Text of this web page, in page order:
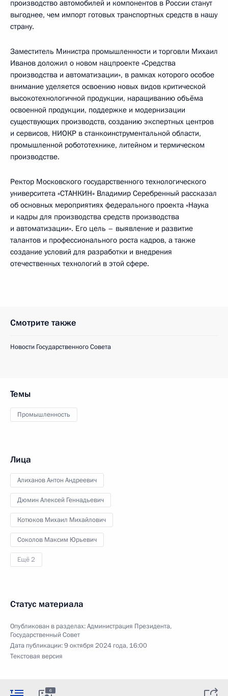
производство автомобилей и компонентов в России станут
выгоднее, чем импорт готовых транспортных средств в нашу
страну.
Заместитель Министра промышленности и торговли Михаил
Иванов доложил о новом нацпроекте «Средства
производства и автоматизации», в рамках которого особое
внимание уделяется освоению новых видов критической
высокотехнологичной продукции, наращиванию объёма
освоенной продукции, поддержке и модернизации
существующих производств, созданию экспертных центров
и сервисов, НИОКР в станкоинструментальной области,
промышленной робототехнике, литейном и термическом
производстве.
Ректор Московского государственного технологического
университета «СТАНКИН» Владимир Серебренный рассказал
об основных мероприятиях федерального проекта «Наука
и кадры для производства средств производства
и автоматизации». Его цель – выявление и развитие
талантов и профессионального роста кадров, а также
создание условий для разработки и внедрения
отечественных технологий в этой сфере.
Смотрите также
Новости Государственного Совета
Темы
Промышленность
Лица
Алиханов Антон Андреевич
Дюмин Алексей Геннадьевич
Котюков Михаил Михайлович
Соколов Максим Юрьевич
Ещё 2
Статус материала
Опубликован в разделах:Администрация Президента,
Государственный Совет
Дата публикации:9 октября 2024 года, 16:00
Текстовая версия
6